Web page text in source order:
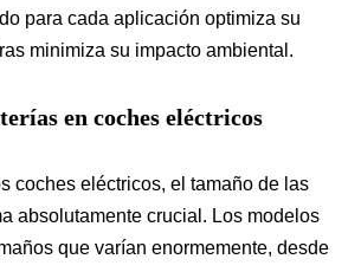
para cada aplicación optimiza su
minimiza su impacto ambiental.
en coches eléctricos
coches eléctricos, el tamaño de las
absolutamente crucial. Los modelos
que varían enormemente, desde